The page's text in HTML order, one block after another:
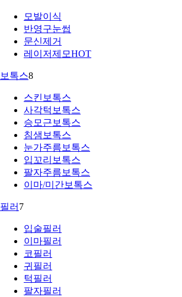
모발이식
반영구눈썹
문신제거
레이저제모HOT
보톡스8
스킨보톡스
사각턱보톡스
승모근보톡스
침샘보톡스
눈가주름보톡스
입꼬리보톡스
팔자주름보톡스
이마/미간보톡스
필러 7
입술필러
이마필러
코필러
귀필러
턱필러
팔자필러